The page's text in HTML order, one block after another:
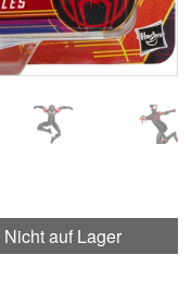
Nicht auf Lager